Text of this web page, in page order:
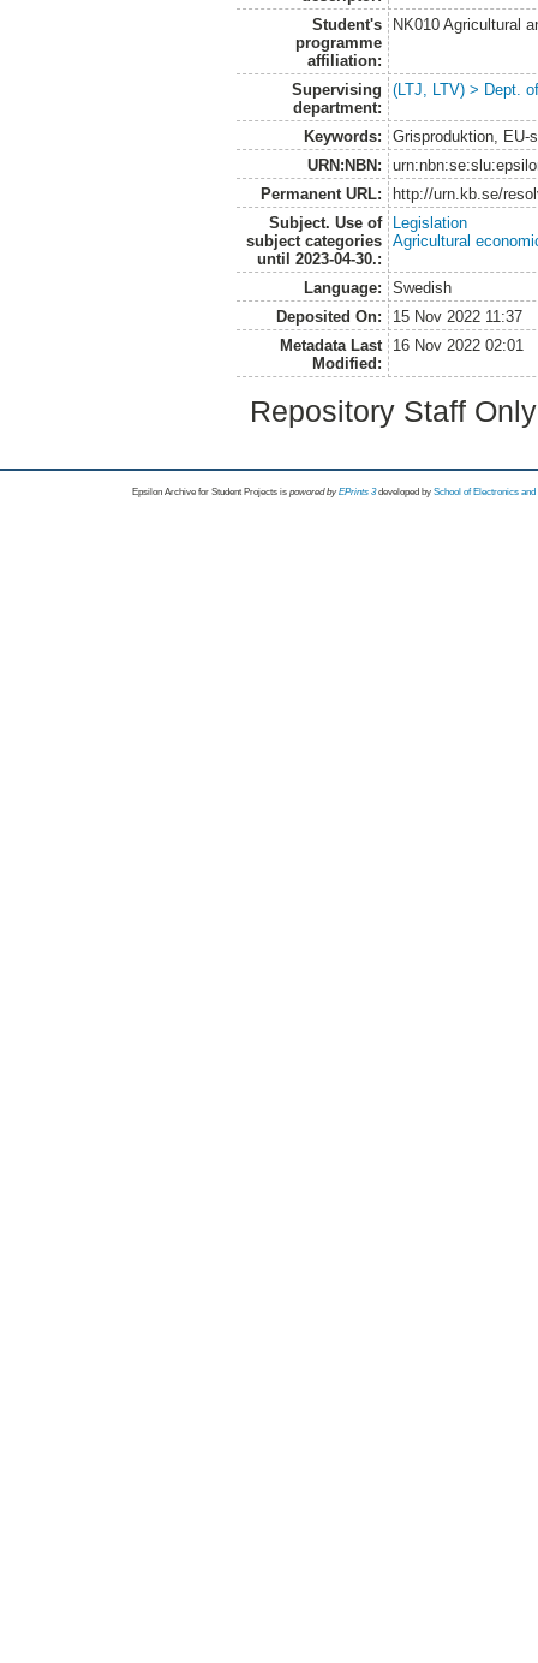
Student's
programme
affiliation:
NK010 Agricultural
Supervising
department:
(LTJ, LTV) > Dept.
Keywords:
Grisproduktion, EU-
URN:NBN:
Permanent URL:
http://urn.kb.se/
Subject. Use of
subject categories
until 2023-04-30.:
Legislation
Agricultural
Language:
Swedish
Deposited On:
15 Nov 2022 11:37
Metadata Last
Modified:
16 Nov 2022 02:01
Repository Staff
Epsilon Archive for Student Projects is powored byEPrints 3 developed by School of Electronics